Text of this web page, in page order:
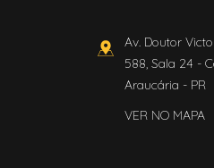
Av. Doutor
588, Sala 24 -
Araucária - PR
VER NO MAPA